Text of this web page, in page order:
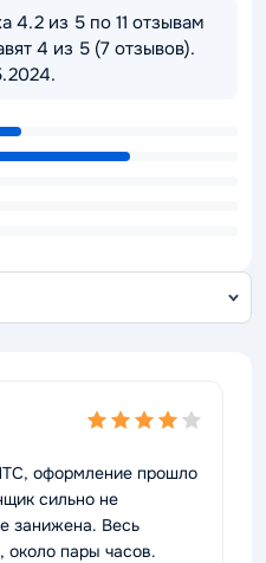
4.2 из 5 по 11 отзывам
4 из 5 (7 отзывов).
оформление прошло
сильно не
занижена. Весь
около пары часов.